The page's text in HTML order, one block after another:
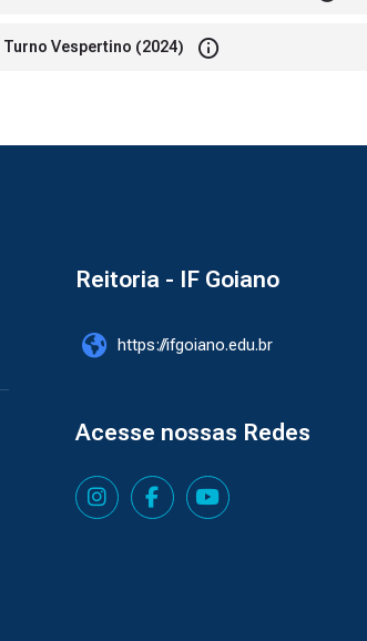
Vespertino (2024)
Reitoria - IF Goiano
https://ifgoiano.edu.br
Acesse nossas Redes